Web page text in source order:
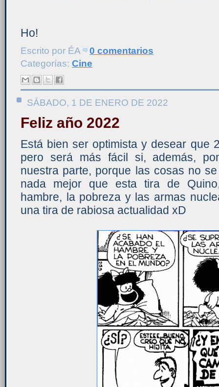
Ho!
Escrito por ÉA
0 comentarios
Categorías: Cine
SÁBADO, 1 DE ENERO DE 2022
Feliz año 2022
Está bien ser optimista y desear que
pero será más fácil si, además,
nuestra parte, porque las cosas no
nada mejor que esta tira de
hambre, la pobreza y las armas
una tira de rabiosa actualidad xD